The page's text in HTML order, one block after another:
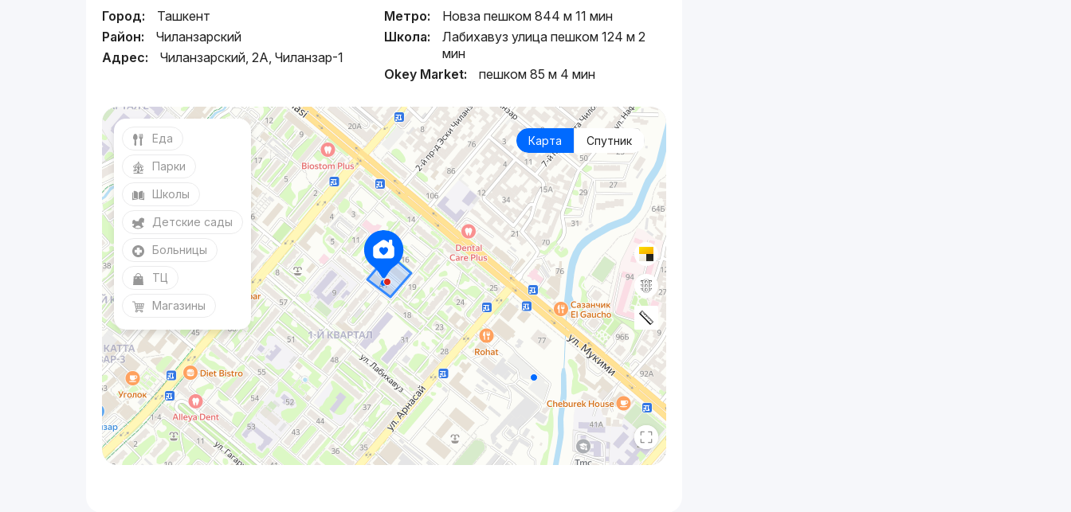
Город:
Ташкент
Район:
Чиланзарский
Адрес:
Чиланзарский, 2А, Чиланзар-1
Метро:
Новза пешком 844 м 11 мин
Школа:
Лабихавуз улица пешком 124 м 2
мин
Okey Market:
пешком 85 м 4 мин
Карта Спутник
Еда
Парки
Школы
Детские сады
Больницы
ТЦ
Магазины